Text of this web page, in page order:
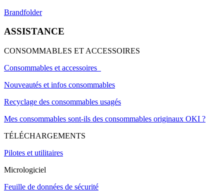
Brandfolder
ASSISTANCE
CONSOMMABLES ET ACCESSOIRES
Consommables et accessoires
Nouveautés et infos consommables
Recyclage des consommables usagés
Mes consommables sont-ils des consommables originaux OKI ?
TÉLÉCHARGEMENTS
Pilotes et utilitaires
Micrologiciel
Feuille de données de sécurité